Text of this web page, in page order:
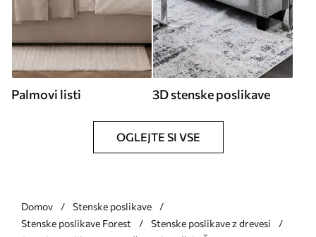
Palmovi listi 3D stenske poslikave
OGLEJTE SI VSE
Domov
Stenske poslikave
Stenske poslikave Forest
Stenske poslikave z drevesi